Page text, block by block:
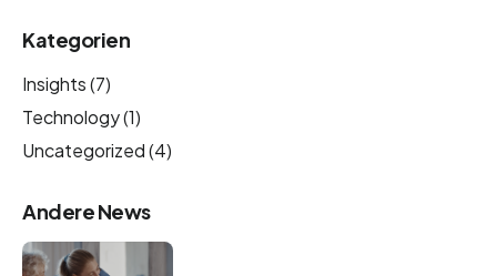
Kategorien
Insights(7)
Technology(1)
Uncategorized(4)
Andere News